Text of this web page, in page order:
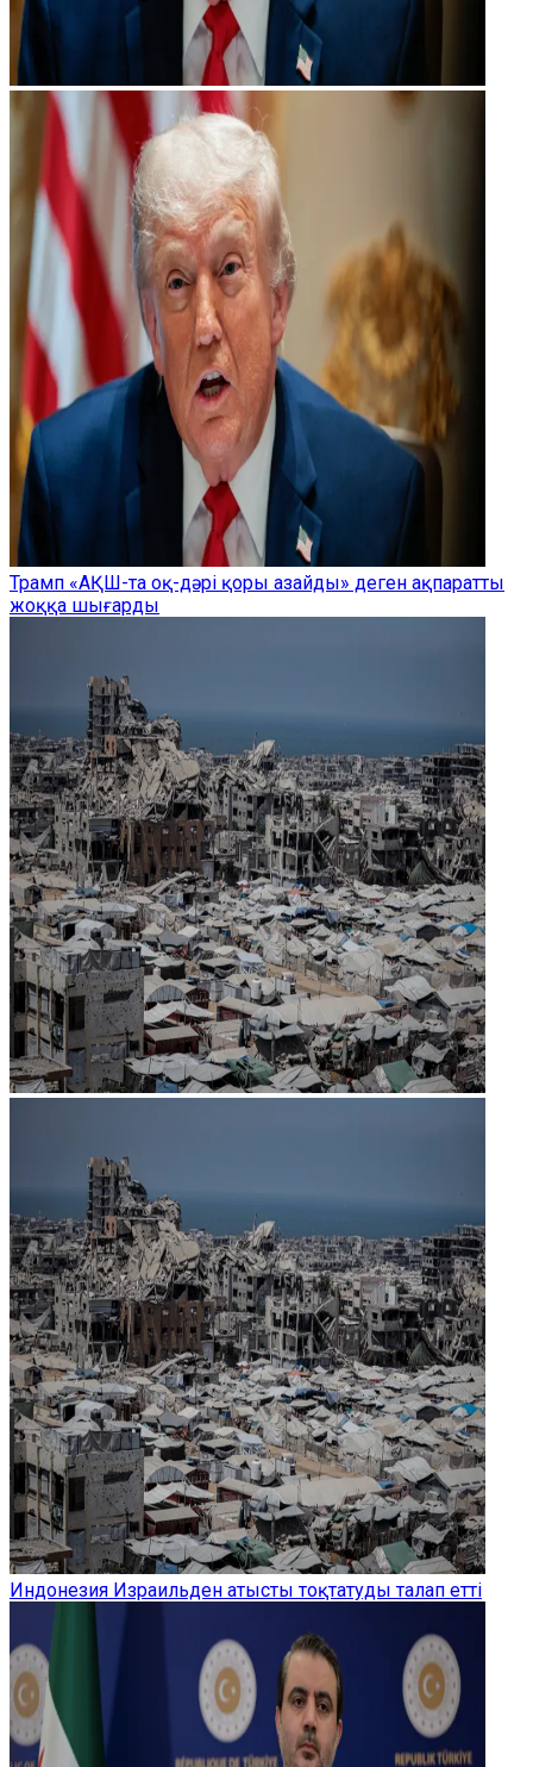
Трамп «АҚШ-та оқ-дәрі қоры азайды» деген ақпаратты
жоққа шығарды
Индонезия Израильден атысты тоқтатуды талап етті